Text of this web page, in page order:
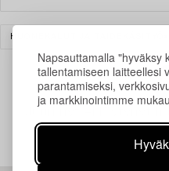
Napsauttamalla "hyväksy
tallentamiseen laitteellesi
parantamiseksi,
ja markkinointimme
HUONEKALUT JA TAIDEKÄSITYÖ